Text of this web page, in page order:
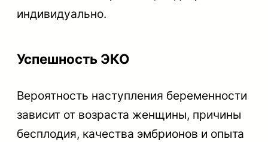
индивидуально.
Успешность ЭКО
Вероятность наступления беременности
зависит от возраста женщины, причины
бесплодия, качества эмбрионов и опыта